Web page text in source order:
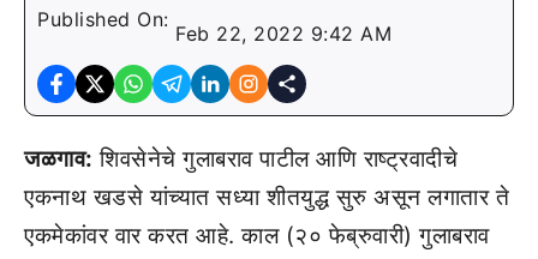
Published On:
Feb 22, 2022 9:42 AM
जळगाव: शिवसेनेचे गुलाबराव पाटील आणि राष्ट्रवादीचे
एकनाथ खडसे यांच्यात सध्या शीतयुद्ध सुरु असून लगातार ते
एकमेकांवर वार करत आहे. काल (२० फेब्रुवारी) गुलाबराव